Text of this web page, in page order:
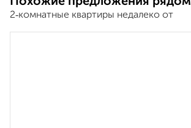
2‑комнатные квартиры недалеко от